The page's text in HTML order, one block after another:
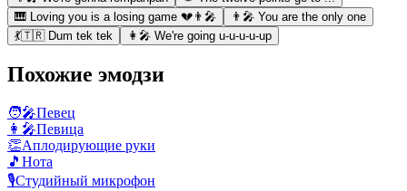
🎹 Loving you is a losing game 💔👨‍🎤
👨‍🎤 You are the only one
💃🇹🇷 Dum tek tek
👩‍🎤 We're going u-u-u-u-up
Похожие эмодзи
🧑‍🎤Певец
👩‍🎤Певица
👏Аплодирующие руки
🎵 Нота
🎙️Студийный микрофон